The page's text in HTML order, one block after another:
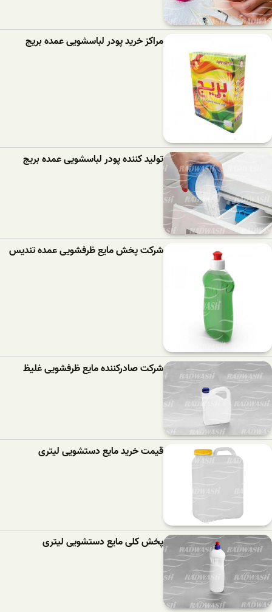
مراکز خرید پودر لباسشویی عمده بریج
تولید کننده پودر لباسشویی عمده بریج
شرکت پخش مایع ظرفشویی عمده تندیس
شرکت صادرکننده مایع ظرفشویی غلیظ
قیمت خرید مایع دستشویی لیتری
پخش کلی مایع دستشویی لیتری